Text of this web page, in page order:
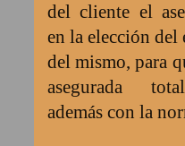
del cliente el
en la elección
del mismo, para
asegurada
además con la